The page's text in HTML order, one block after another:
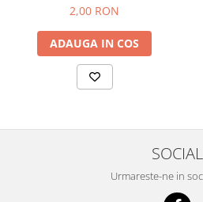
2,00 RON
ADAUGA IN COS
SOCIAL
Urmareste-ne in